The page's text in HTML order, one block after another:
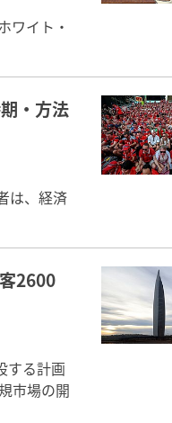
ワイト・
・方法
は、経済
2600
する計画
市場の開